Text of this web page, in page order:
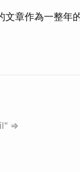
文章作為一整年
=>